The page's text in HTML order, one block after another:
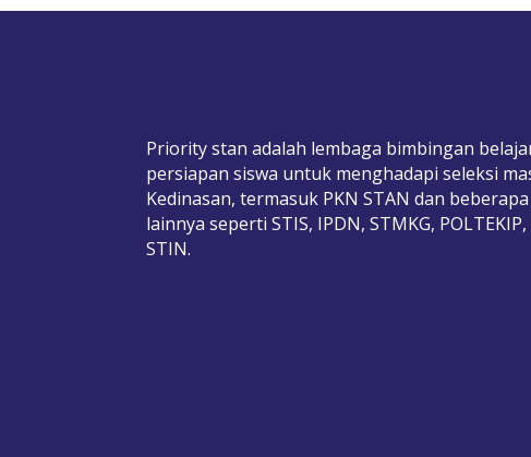
Priority stan adalah lembaga bimbingan
persiapan siswa untuk menghadapi seleksi
Kedinasan, termasuk PKN STAN dan
lainnya seperti STIS, IPDN, STMKG,
STIN.